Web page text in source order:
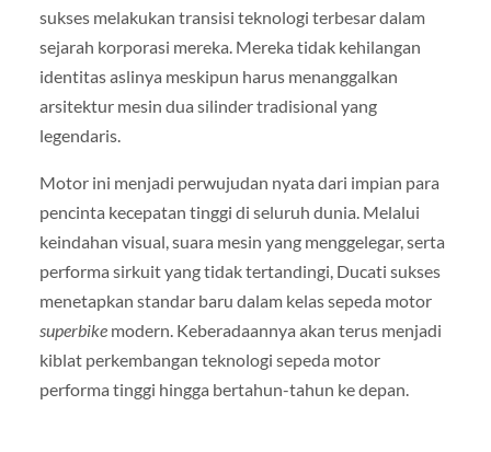
sukses melakukan transisi teknologi terbesar dalam
sejarah korporasi mereka. Mereka tidak kehilangan
identitas aslinya meskipun harus menanggalkan
arsitektur mesin dua silinder tradisional yang
legendaris.
Motor ini menjadi perwujudan nyata dari impian para
pencinta kecepatan tinggi di seluruh dunia. Melalui
keindahan visual, suara mesin yang menggelegar, serta
performa sirkuit yang tidak tertandingi, Ducati sukses
menetapkan standar baru dalam kelas sepeda motor
superbikemodern. Keberadaannya akan terus menjadi
kiblat perkembangan teknologi sepeda motor
performa tinggi hingga bertahun-tahun ke depan.